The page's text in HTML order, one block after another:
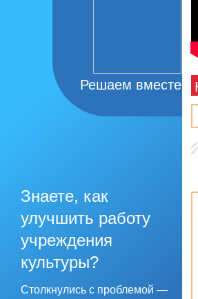
Решаем вместе
Знаете, как
улучшить работу
учреждения
культуры?
Столкнулись с проблемой —